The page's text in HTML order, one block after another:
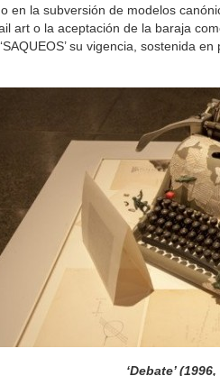
en la subversión de modelos
art o la aceptación de la baraja
su vigencia, sostenida
‘Debate’